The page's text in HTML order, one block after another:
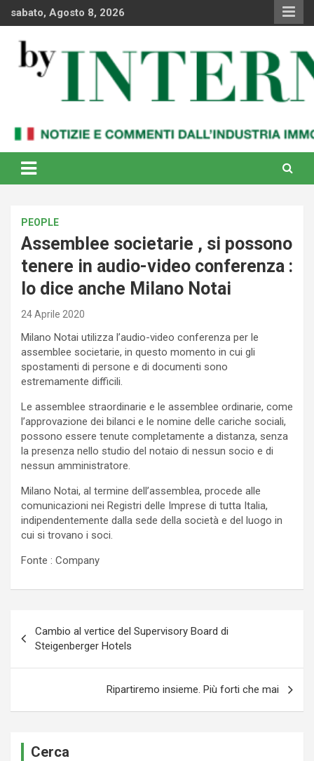
sabato, Agosto 8, 2026
By Internews
internazionale
PEOPLE
Assemblee societarie , si possono
tenere in audio-video conferenza :
lo dice anche Milano Notai
24 Aprile 2020
Milano Notai utilizza l’audio-video conferenza per le
assemblee societarie, in questo momento in cui gli
spostamenti di persone e di documenti sono
estremamente difficili.
Le assemblee straordinarie e le assemblee ordinarie, come
l’approvazione dei bilanci e le nomine delle cariche sociali,
possono essere tenute completamente a distanza, senza
la presenza nello studio del notaio di nessun socio e di
nessun amministratore.
Milano Notai, al termine dell’assemblea, procede alle
comunicazioni nei Registri delle Imprese di tutta Italia,
indipendentemente dalla sede della società e del luogo in
cui si trovano i soci.
Fonte : Company
articoli
Cambio al vertice del Supervisory Board di
Steigenberger Hotels
Ripartiremo insieme. Più forti che mai
Cerca